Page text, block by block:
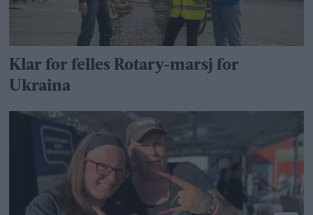
Klar for felles Rotary-marsj for
Ukraina